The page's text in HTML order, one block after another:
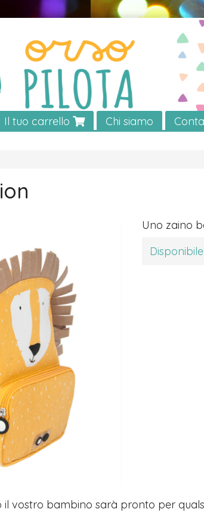
Il tuo carrello Chi siamo
Uno zaino
Disponibile
il vostro bambino sarà pronto per